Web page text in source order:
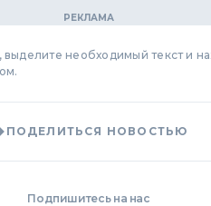
необходимый текст и
ПОДЕЛИТЬСЯ НОВОСТЬЮ
Подпишитесь на нас